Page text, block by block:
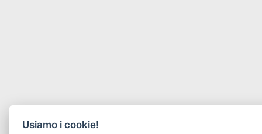
Usiamo i cookie!